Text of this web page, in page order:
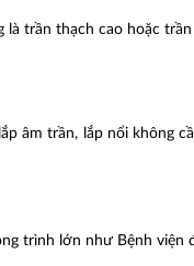
trần thạch cao hoặc
âm trần, lắp nổi không
trình lớn như Bệnh viện